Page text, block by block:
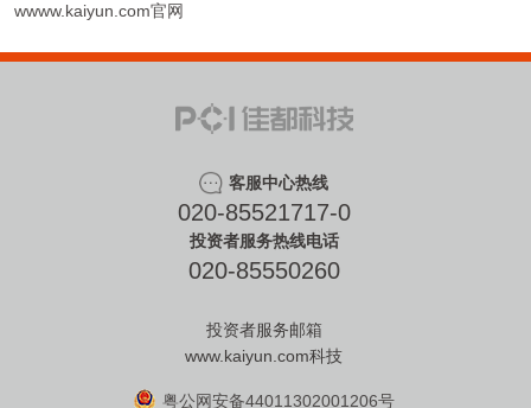
wwww.kaiyun.com官网
客服中心热线
020-85521717-0
投资者服务热线电话
020-85550260
投资者服务邮箱
www.kaiyun.com科技
粤公网安备44011302001206号